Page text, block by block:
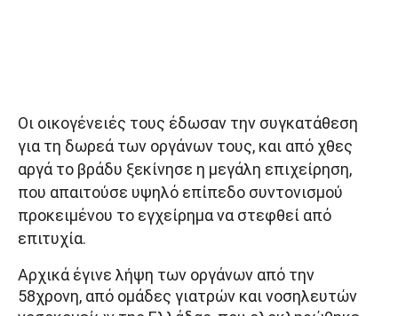
Οι οικογένειές τους έδωσαν την συγκατάθεση
για τη δωρεά των οργάνων τους, και από χθες
αργά το βράδυ ξεκίνησε η μεγάλη επιχείρηση,
που απαιτούσε υψηλό επίπεδο συντονισμού
προκειμένου το εγχείρημα να στεφθεί από
επιτυχία.
Αρχικά έγινε λήψη των οργάνων από την
58χρονη, από ομάδες γιατρών και νοσηλευτών